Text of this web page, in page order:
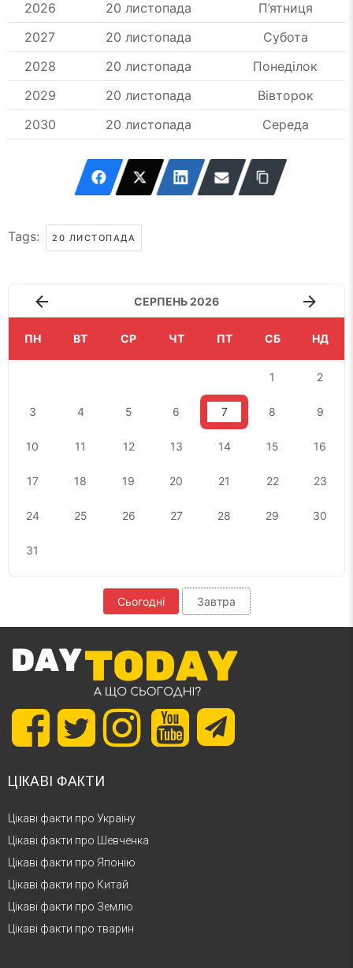
2026
20 листопада
П’ятниця
2027
20 листопада
Субота
2028
20 листопада
Понеділок
2029
20 листопада
Вівторок
2030
20 листопада Середа
Tags: 20 ЛИСТОПАДА
СЕРПЕНЬ 2026
ПН ВТ СР ЧТ ПТ СБ НД
1 2
3 4 5 6 7 8 9
10 11 12 13 14 15 16
17 18 19 20 21 22 23
24 25 26 27 28 29 30
31
Сьогодні Завтра
ЦІКАВІ ФАКТИ
Цікаві факти про Україну
Цікаві факти про Шевченка
Цікаві факти про Японію
Цікаві факти про Китай
Цікаві факти про Землю
Цікаві факти про тварин